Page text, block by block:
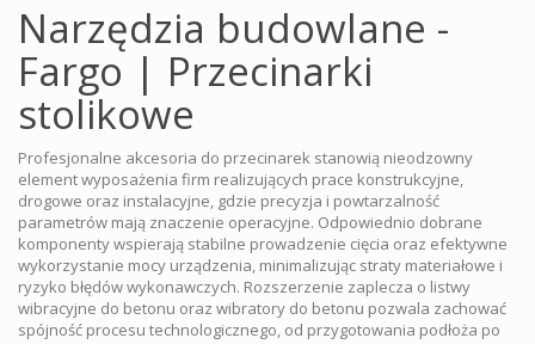
Narzędzia budowlane -
Fargo | Przecinarki
stolikowe
Profesjonalne akcesoria do przecinarek stanowią nieodzowny
element wyposażenia firm realizujących prace konstrukcyjne,
drogowe oraz instalacyjne, gdzie precyzja i powtarzalność
parametrów mają znaczenie operacyjne. Odpowiednio dobrane
komponenty wspierają stabilne prowadzenie cięcia oraz efektywne
wykorzystanie mocy urządzenia, minimalizując straty materiałowe i
ryzyko błędów wykonawczych. Rozszerzenie zaplecza o listwy
wibracyjne do betonu oraz wibratory do betonu pozwala zachować
spójność procesu technologicznego, od przygotowania podłoża po